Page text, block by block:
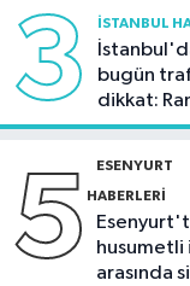
3 İSTANBUL
bugün
dikkat:
5 ESENYURT
HABERLERI
husumetli
arasında